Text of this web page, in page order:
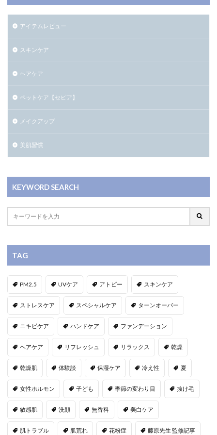
アイテムレビュー
スキンケア
ヘアケア
ペットケア【セピア】
メイクアップ
美肌習慣
KEYWORD SEARCH
TAG
PM2.5 UVケア アトピー スキンケア
ストレスケア スペシャルケア ターンオーバー
ニキビケア ハンドケア ファンデーション
ヘアケア リフレッシュ リラックス 乾燥
乾燥肌 体験談 保湿ケア 冷え性 夏
女性ホルモン 子ども 季節の変わり目 抜け毛
敏感肌 洗顔 無香料 美白ケア
肌トラブル 肌荒れ 花粉症 藤原先生 監修記事